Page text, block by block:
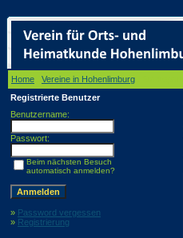
Home Vereine in Hohenlimburg
Registrierte Benutzer
Benutzername:
Passwort:
Beim nächsten Besuch
automatisch anmelden?
» Password vergessen
» Registrierung